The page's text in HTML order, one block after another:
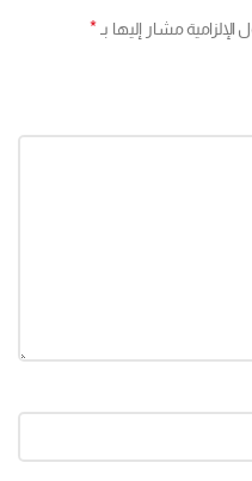
الإلزامية مشار إليها بـ*